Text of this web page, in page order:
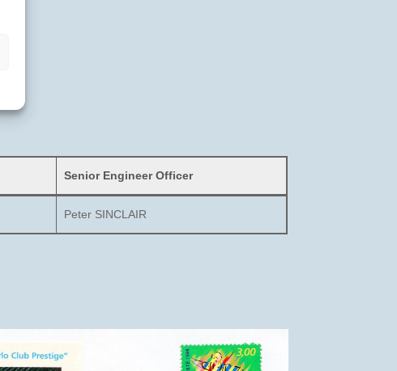
Senior Engineer Officer
Peter SINCLAIR